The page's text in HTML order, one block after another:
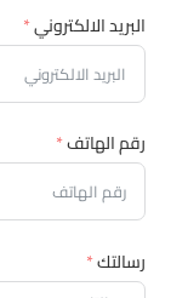
البريد الالكتروني
رقم الهاتف
رسالتك